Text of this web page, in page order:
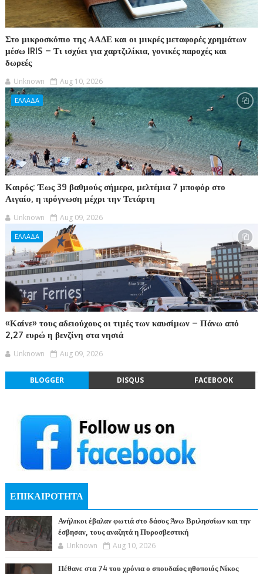
Στο μικροσκόπιο της ΑΑΔΕ και οι μικρές μεταφορές χρημάτων
μέσω IRIS – Τι ισχύει για χαρτζιλίκια, γονικές παροχές και
δωρεές
Unknown Aug 10, 2026
ΕΛΛΑΔΑ
Καιρός: Έως 39 βαθμούς σήμερα, μελτέμια 7 μποφόρ στο
Αιγαίο, η πρόγνωση μέχρι την Τετάρτη
Unknown Aug 09, 2026
ΕΛΛΑΔΑ
«Καίνε» τους αδειούχους οι τιμές των καυσίμων – Πάνω από
2,27 ευρώ η βενζίνη στα νησιά
Unknown Aug 09, 2026
BLOGGER DISQUS FACEBOOK
ΕΠΙΚΑΙΡΟΤΗΤΑ
Ανήλικοι έβαλαν φωτιά στο δάσος Άνω Βριλησσίων και την
έσβησαν, τους αναζητά η Πυροσβεστική
Unknown Aug 10, 2026
Πέθανε στα 74 του χρόνια ο σπουδαίος ηθοποιός Νίκος